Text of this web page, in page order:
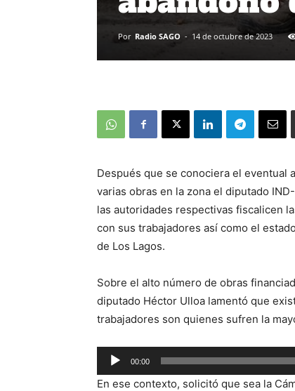
Por Radio SAGO - 14 de octubre de 2023
Después que se conociera el eventual
varias obras en la zona el diputado
las autoridades respectivas fiscalicen
con sus trabajadores así como el
de Los Lagos.
Sobre el alto número de obras
diputado Héctor Ulloa lamentó que
trabajadores son quienes sufren la
Reproductor
de
00:00
En ese contexto, solicitó que sea la